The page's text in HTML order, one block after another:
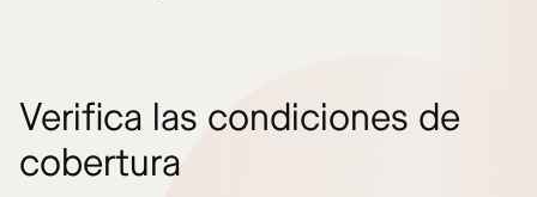
Verifica las condiciones de
cobertura